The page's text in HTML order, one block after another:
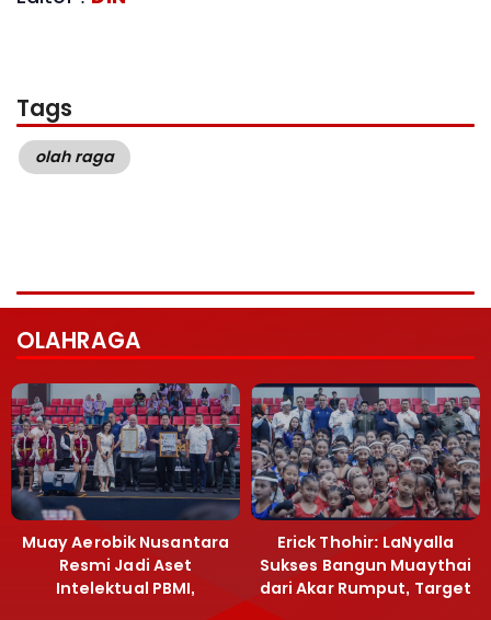
Tags
olah raga
OLAHRAGA
Muay Aerobik Nusantara
Resmi Jadi Aset
Intelektual PBMI,
Erick Thohir: LaNyalla
Sukses Bangun Muaythai
dari Akar Rumput, Target